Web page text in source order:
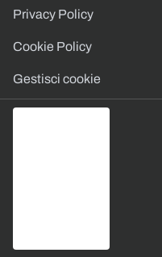
Privacy Policy
Cookie Policy
Gestisci cookie